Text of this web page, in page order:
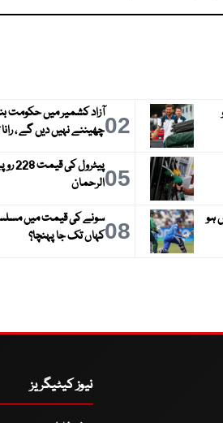
02آزاد کشمیر میں حکومت
چھیننے نہیں دیں گے ، رانا
05الرحمان
ہو
08سونے کی قیمت میں
کہاں تک جا پہنچا؟
نیوز کیٹیگریز